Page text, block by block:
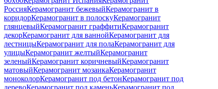
РоссияКерамогранит бежевыйКерамогранит в
коридорКерамогранит в полоскуКерамогранит
глянцевыйКерамогранит граффитиКерамогранит
декорКерамогранит для ваннойКерамогранит для
лестницыКерамогранит для полаКерамогранит для
улицыКерамогранит желтыйКерамогранит
зеленыйКерамогранит коричневыйКерамогранит
матовыйКерамогранит мозаикаКерамогранит
моноколорКерамогранит под бетонКерамогранит под
деревоКерамогранит под каменьКерамогранит под